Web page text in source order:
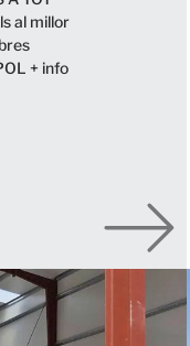
al millor
+ info